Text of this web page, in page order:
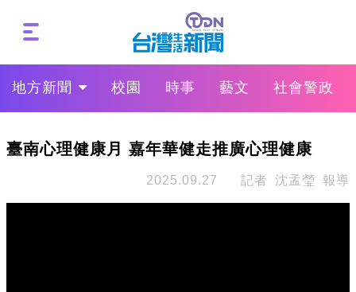
地方新聞 校園 時事 藝文 社會警政
臺南心理健康月 嘉年華健走推廣心理健康
2025.09.27 記者 沈孟瑩 報導